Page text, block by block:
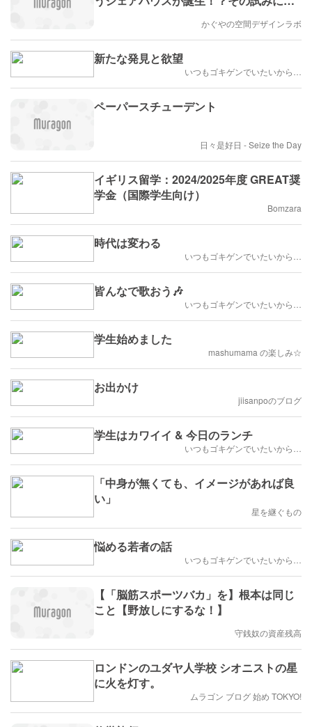
かぐやの空間デザインラボ
新たな発見と欲望
いつもゴキゲンでいたいから…
ペーパースチューデント
日々是好日 - Seize the Day
イギリス留学：2024/2025年度 GREAT奨
学金（国際学生向け）
Bomzara
時代は変わる
いつもゴキゲンでいたいから…
皆んなで歌おう🎶
いつもゴキゲンでいたいから…
学生始めました
mashumama の楽しみ☆
お出かけ
jiisanpoのブログ
学生はカワイイ & 今日のランチ
いつもゴキゲンでいたいから…
「中身が無くても、イメージがあれば良
い」
星を継ぐもの
悩める若者の話
いつもゴキゲンでいたいから…
【「脳筋スポーツバカ」を】根本は同じ
こと【野放しにするな！】
守銭奴の資産残高
ロンドンのユダヤ人学校 シオニストの星
に火を灯す。
ムラゴン ブログ 始め TOKYO!